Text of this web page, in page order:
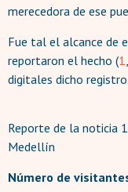
merecedora de ese
Fue tal el alcance de
reportaron el hecho (1
digitales dicho registro.
Reporte de la noticia
Medellín
Número de